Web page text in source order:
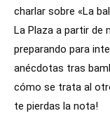
charlar sobre «La
La Plaza a partir de
preparando para
anécdotas tras
cómo se trata al
te pierdas la nota!